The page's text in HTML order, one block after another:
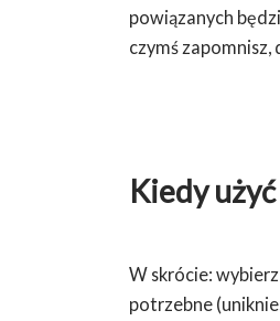
powiązanych
czymś zapomnisz,
Kiedy
W skrócie: wybierz
potrzebne